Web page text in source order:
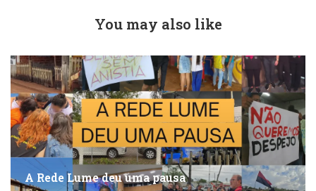
You may also like
A Rede Lume deu uma pausa